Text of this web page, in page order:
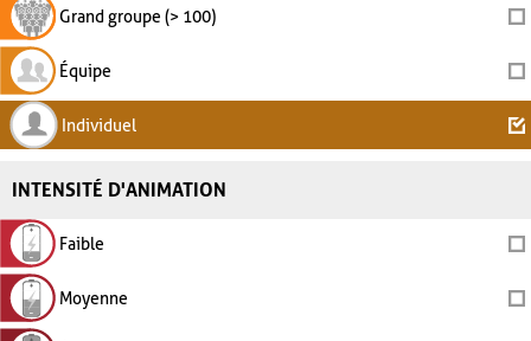
Grand groupe (> 100)
Équipe
Individuel
INTENSITÉ D'ANIMATION
Faible
Moyenne